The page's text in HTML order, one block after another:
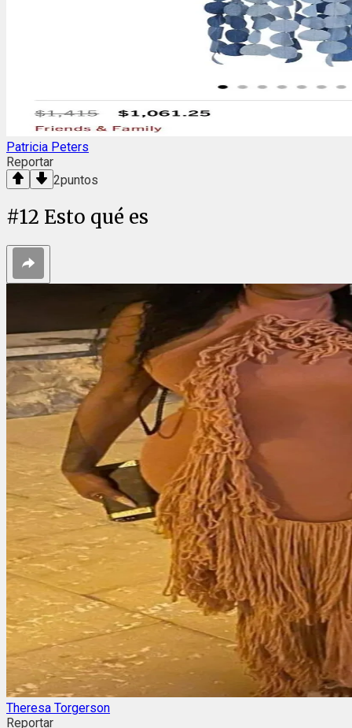
Patricia Peters
Reportar
2puntos
#12 Esto qué es
Theresa Torgerson
Reportar